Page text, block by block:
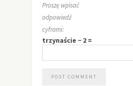
Proszę wpisać
odpowiedź
cyframi:
trzynaście − 2 =